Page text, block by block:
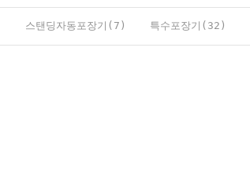
스탠딩자동포장기(7) 특수포장기(32)